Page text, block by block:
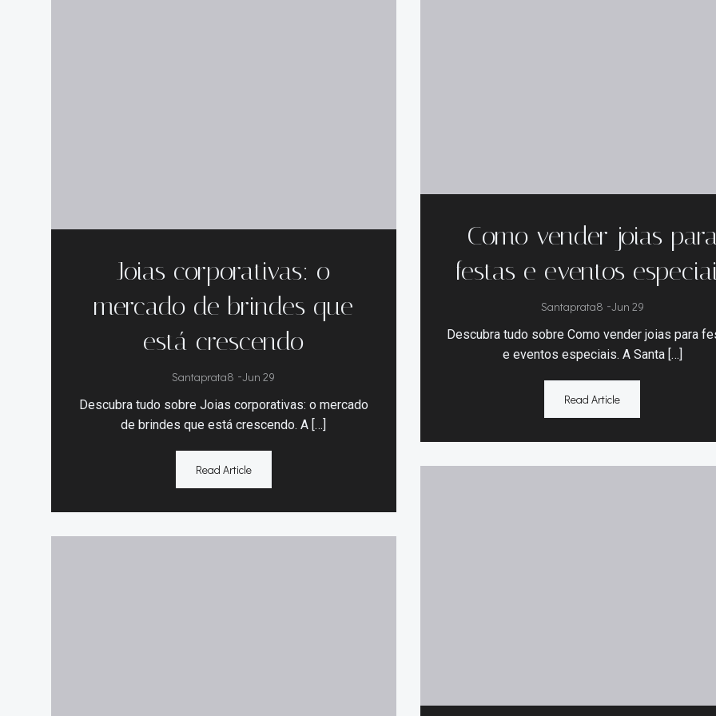
Como vender joias
festas e eventos
Santaprata8 -Jun 29
Descubra tudo sobre Como vender joias para
e eventos especiais. A Santa […]
Read Article
Joias corporativas: o
mercado de brindes que
está crescendo
Santaprata8 -Jun 29
Descubra tudo sobre Joias corporativas: o mercado
de brindes que está crescendo. A […]
Read Article